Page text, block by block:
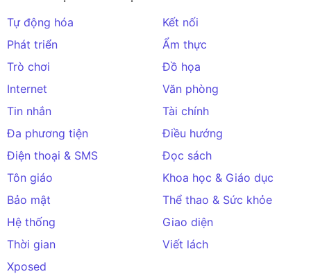
Tự động hóa
Kết nối
Phát triển
Ẩm thực
Trò chơi
Đồ họa
Internet
Văn phòng
Tin nhắn
Tài chính
Đa phương tiện
Điều hướng
Điện thoại & SMS
Đọc sách
Tôn giáo
Khoa học & Giáo dục
Bảo mật
Thể thao & Sức khỏe
Hệ thống
Giao diện
Thời gian
Viết lách
Xposed